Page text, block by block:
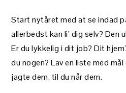
Start nytåret med at se indad
allerbedst kan li’ dig selv? Den
Er du lykkelig i dit job? Dit
du nogen? Lav en liste med
jagte dem, til du når dem.